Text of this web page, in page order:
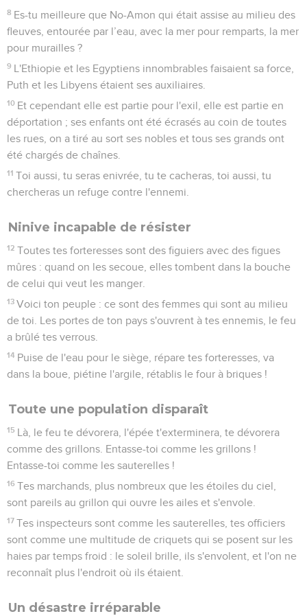
8 Es-tu meilleure que No-Amon qui était assise au milieu des
fleuves, entourée par l’eau, avec la mer pour remparts, la mer
pour murailles ?
9 L'Ethiopie et les Egyptiens innombrables faisaient sa force,
Puth et les Libyens étaient ses auxiliaires.
10 Et cependant elle est partie pour l'exil, elle est partie en
déportation ; ses enfants ont été écrasés au coin de toutes
les rues, on a tiré au sort ses nobles et tous ses grands ont
été chargés de chaînes.
11 Toi aussi, tu seras enivrée, tu te cacheras, toi aussi, tu
chercheras un refuge contre l'ennemi.
Ninive incapable de résister
12 Toutes tes forteresses sont des figuiers avec des figues
mûres : quand on les secoue, elles tombent dans la bouche
de celui qui veut les manger.
13 Voici ton peuple : ce sont des femmes qui sont au milieu
de toi. Les portes de ton pays s'ouvrent à tes ennemis, le feu
a brûlé tes verrous.
14 Puise de l'eau pour le siège, répare tes forteresses, va
dans la boue, piétine l'argile, rétablis le four à briques !
Toute une population disparaît
15 Là, le feu te dévorera, l'épée t'exterminera, te dévorera
comme des grillons. Entasse-toi comme les grillons !
Entasse-toi comme les sauterelles !
16 Tes marchands, plus nombreux que les étoiles du ciel,
sont pareils au grillon qui ouvre les ailes et s'envole.
17 Tes inspecteurs sont comme les sauterelles, tes officiers
sont comme une multitude de criquets qui se posent sur les
haies par temps froid : le soleil brille, ils s'envolent, et l'on ne
reconnaît plus l'endroit où ils étaient.
Un désastre irréparable